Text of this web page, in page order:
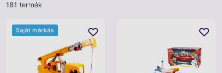
181 termék
Saját márkás